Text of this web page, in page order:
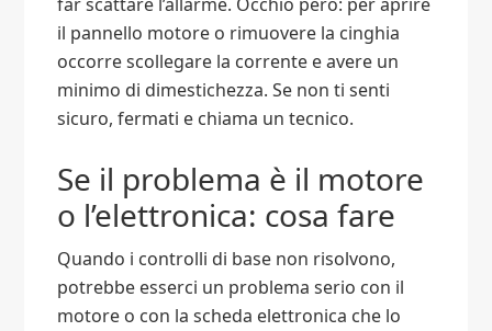
il pannello motore o rimuovere la cinghia
occorre scollegare la corrente e avere un
minimo di dimestichezza. Se non ti senti
sicuro, fermati e chiama un tecnico.
Se il problema è il motore
o l’elettronica: cosa fare
Quando i controlli di base non risolvono,
potrebbe esserci un problema serio con il
motore o con la scheda elettronica che lo